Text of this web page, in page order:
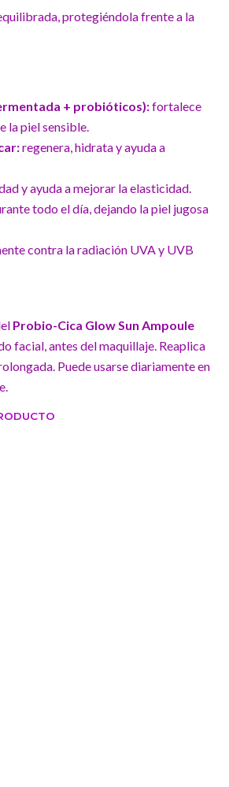
protegiéndola frente a la
+ probióticos):fortalece
la piel sensible.
regenera, hidrata y ayuda a
y ayuda a mejorar la elasticidad.
todo el día, dejando la piel jugosa
contra la radiación UVA y UVB
Probio-Cica Glow Sun Ampoule
facial, antes del maquillaje. Reaplica
Puede usarse diariamente en